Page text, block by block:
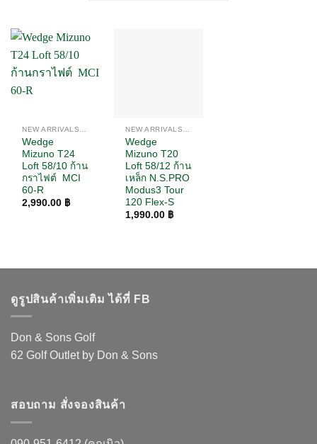
Wedge
Mizuno T24
Loft 58/10 ก้าน
กราไฟต์ MCI
60-R
2,990.00 ฿
Wedge
Mizuno T20
Loft 58/12 ก้าน
เหล็ก N.S.PRO
Modus3 Tour
120 Flex-S
1,990.00 ฿
ดูรูปสินค้าเพิ่มเติม ได้ที่ FB
Don & Sons Golf
62 Golf Outlet by Don & Sons
สอบถาม สั่งจองสินค้า